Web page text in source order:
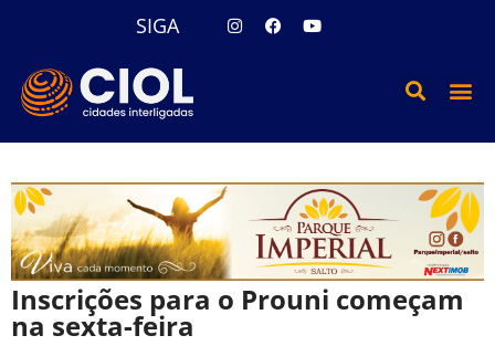
SIGA
Inscrições para o Prouni começam
na sexta-feira